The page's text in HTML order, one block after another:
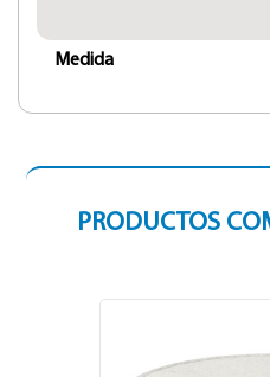
Medida
PRODUCTOS